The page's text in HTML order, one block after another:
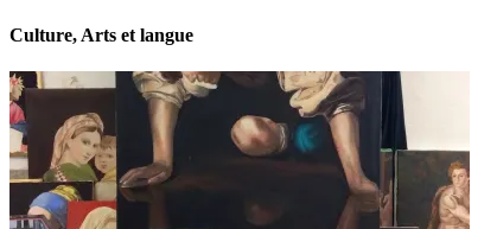
Culture, Arts et langue